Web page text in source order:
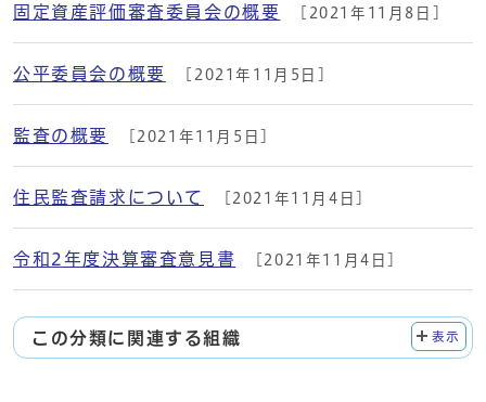
固定資産評価審査委員会の概要 [2021年11月8日]
公平委員会の概要 [2021年11月5日]
監査の概要 [2021年11月5日]
住民監査請求について [2021年11月4日]
令和2年度決算審査意見書 [2021年11月4日]
この分類に関連する組織 表示